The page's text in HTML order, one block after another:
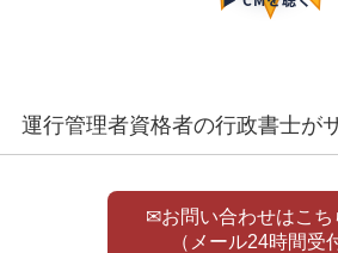
運行管理者資格者の行政書士が
✉お問い合わせはこち
（メール24時間受